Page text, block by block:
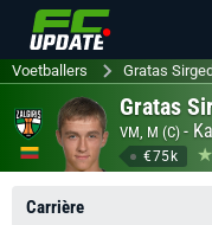
Voetballers Gratas
Gratas
VM, M (C) -
€75k
Carrière